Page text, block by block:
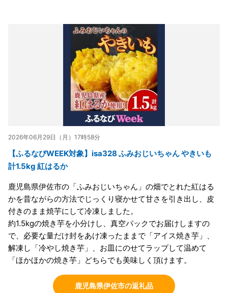
2026年06月29日（月）17時58分
【ふるなびWEEK対象】isa328 ふみおじいちゃん やきいも
計1.5kg 紅はるか
鹿児島県伊佐市の「ふみおじいちゃん」の畑でとれた紅はる
かを昔ながらの方法でじっくり寝かせて甘さを引き出し、皮
付きのまま焼芋にして冷凍しました。
約1.5kgの焼き芋を小分けし、真空パックでお届けしますの
で、必要な量だけ封をあけ凍ったままで「アイス焼き芋」、
解凍し「冷やし焼き芋」、お皿にのせてラップして温めて
「ほかほかの焼き芋」どちらでも美味しく頂けます。
鹿児島県伊佐市の返礼品